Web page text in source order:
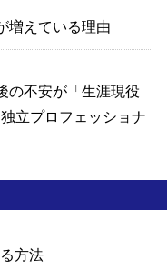
増えている理由
の不安が「生涯現役
立プロフェッショナ
方法